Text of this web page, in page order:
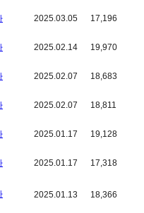
2025.03.05 17,196
2025.02.14 19,970
2025.02.07 18,683
2025.02.07 18,811
2025.01.17 19,128
2025.01.17 17,318
2025.01.13 18,366